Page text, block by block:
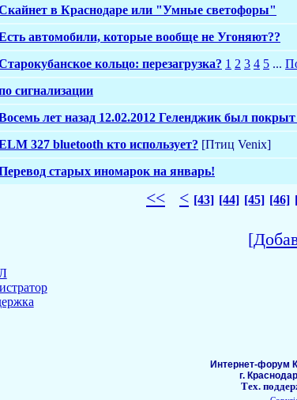
в Краснодаре или "Умные светофоры"
автомобили, которые вообще не Угоняют??
кольцо: перезагрузка? 1 2 3 4 5 ...
сигнализации
лет назад 12.02.2012 Геленджик был покрыт
327 bluetooth кто использует? [Птиц Venix]
старых иномарок на январь!
<< < [43] [44] [45] [46]
Интернет-форум
г.
Тех.